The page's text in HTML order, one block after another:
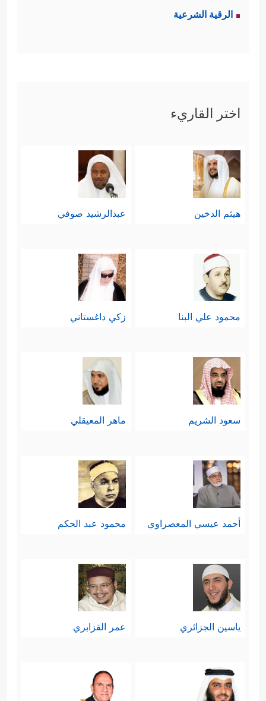
الرقية الشرعية
اختر القاريء
هيثم الدخين عبدالرشيد صوفي
محمود علي البنا زكي داغستاني
سعود الشريم ماهر المعيقلي
أحمد عيسي المعصراوي محمود عبد الحكم
ياسين الجزائري عمر القزابري